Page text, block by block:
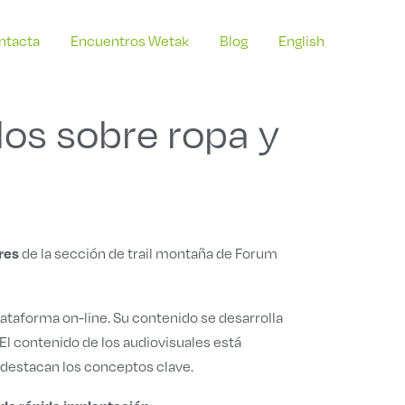
Encuentros Wetak Blog English
sobre ropa y
de la sección de trail montaña de Forum
on-line. Su contenido se desarrolla
contenido de los audiovisuales está
los conceptos clave.